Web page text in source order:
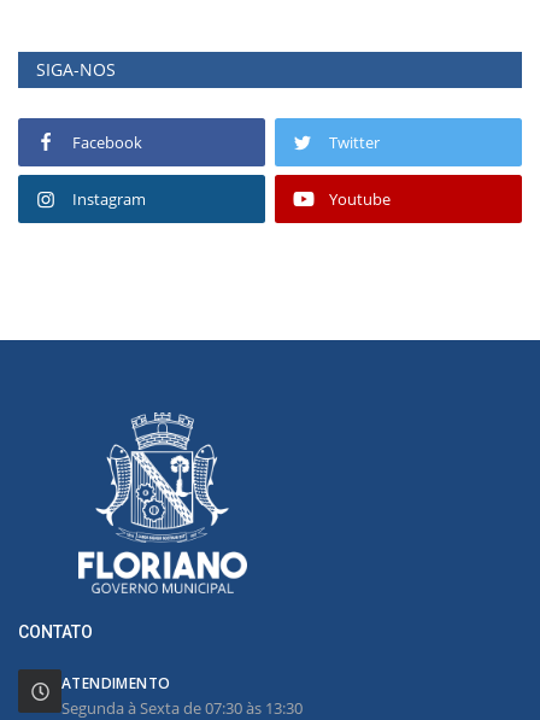
SIGA-NOS
Facebook Twitter
Instagram Youtube
CONTATO
ATENDIMENTO
Segunda à Sexta de 07:30 às 13:30